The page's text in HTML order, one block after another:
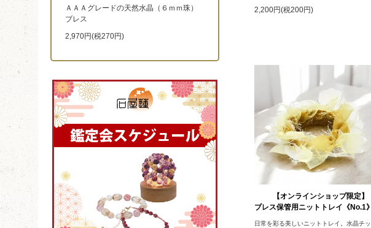
2,200円(税200円)
【オンラインショップ限定】
ブレス保管用ニットトレイ《No.1》
日常を彩る美しいニットトレイ。水晶チッ
ＡＡＡグレードの天然水晶（６ｍｍ珠）
ブレス
2,970円(税270円)